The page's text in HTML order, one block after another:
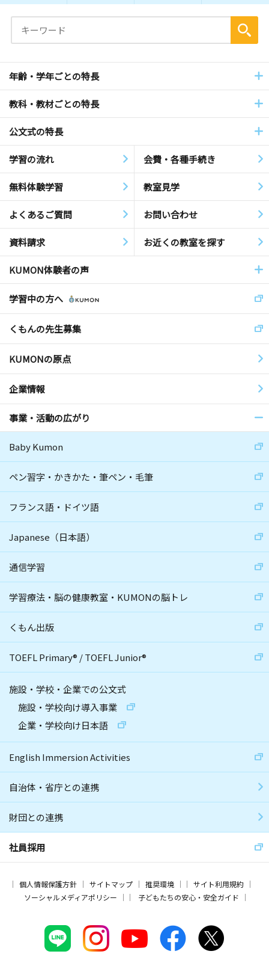
年齢・学年ごとの特長
教科・教材ごとの特長
公文式の特長
学習の流れ 会費・各種手続き
無料体験学習 教室見学
よくあるご質問 お問い合わせ
資料請求 お近くの教室を探す
KUMON体験者の声
学習中の方へ
くもんの先生募集
KUMONの原点
企業情報
事業・活動の広がり
Baby Kumon
ペン習字・かきかた・筆ペン・毛筆
フランス語・ドイツ語
Japanese（日本語）
通信学習
学習療法・脳の健康教室・KUMONの脳トレ
くもん出版
TOEFL Primary® /TOEFL Junior®
施設・学校・企業での公文式
施設・学校向け導入事業
企業・学校向け日本語
English Immersion Activities
自治体・省庁との連携
財団との連携
社員採用
個人情報保護方針 サイトマップ 推奨環境
サイト利用規約
ソーシャルメディアポリシー
子どもたちの安心・安全ガイド